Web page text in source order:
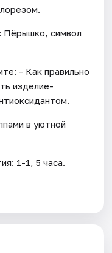
Пёрышко, символ
- Как правильно
изделие-
в уютной
1-1, 5 часа.